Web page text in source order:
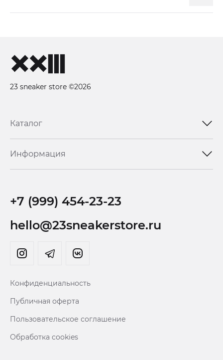
23 sneaker store ©2026
Каталог
Информация
+7 (999) 454-23-23
hello@23sneakerstore.ru
Конфиденциальность
Публичная оферта
Пользовательское соглашение
Обработка cookies